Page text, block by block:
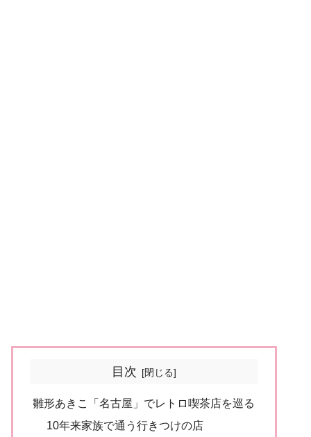
目次
雛形あきこ「名古屋」でレトロ喫茶店を巡る
10年来家族で通う行きつけの店